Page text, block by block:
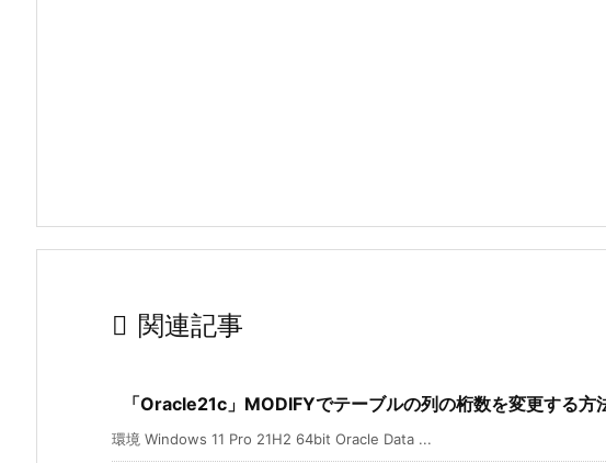
 関連記事
「Oracle21c」MODIFYでテーブルの列の桁数を変更する方
環境 Windows 11 Pro 21H2 64bit Oracle Data ...